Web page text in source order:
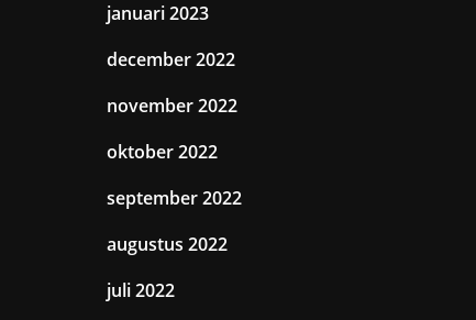
januari 2023
december 2022
november 2022
oktober 2022
september 2022
augustus 2022
juli 2022